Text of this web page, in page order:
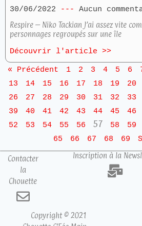
30/06/2022
Aucun
Respire – Niko Tackian J’ai assez vite
personnages regroupés sur une île
Découvrir l'article >>
« Précédent 1 2 3 4 5 6
13
14 15 16 17 18 19 20
26
27 28 29 30 31 32 33
39
40 41 42 43 44 45 46
52
53 54 55 56 57 58 59
65
66 67 68 69
Contacter
la
Chouette
Inscription à la
Copyright © 2021